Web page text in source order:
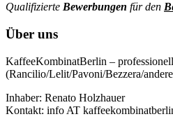
Qualifizierte Bewerbungen für den
Über uns
KaffeeKombinatBerlin –
(Rancilio/Lelit/Pavoni/Bezzera/
Inhaber: Renato Holzhauer
Kontakt: info AT